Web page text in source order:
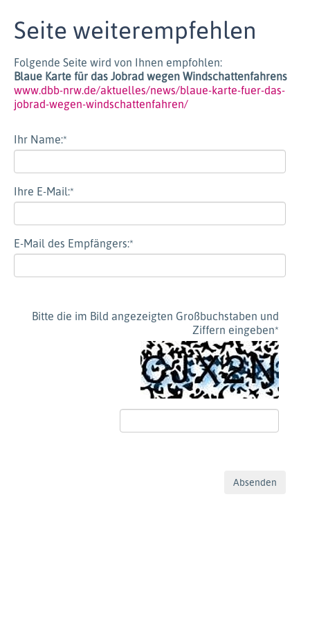
Seite weiterempfehlen
Folgende Seite wird von Ihnen empfohlen:
Blaue Karte für das Jobrad wegen Windschattenfahrens
www.dbb-nrw.de/aktuelles/news/blaue-karte-fuer-das-
jobrad-wegen-windschattenfahren/
Ihr Name:*
Ihre E-Mail:*
E-Mail des Empfängers:*
Bitte die im Bild angezeigten Großbuchstaben und
Ziffern eingeben*
Absenden